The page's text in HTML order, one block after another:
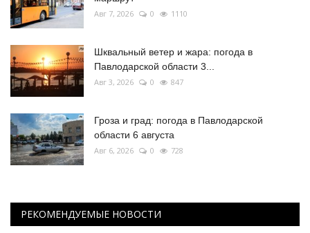
Авг 7, 2026 0 1110
Шквальный ветер и жара: погода в
Павлодарской области 3...
Авг 3, 2026 0 847
Гроза и град: погода в Павлодарской
области 6 августа
Авг 6, 2026 0 728
РЕКОМЕНДУЕМЫЕ НОВОСТИ